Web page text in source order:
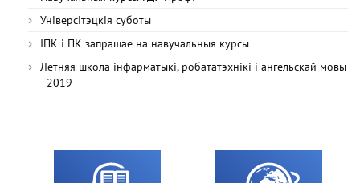
Універсітэцкія суботы
ІПК і ПК запрашае на навучальныя курсы
Летняя школа інфарматыкі, робататэхнікі і ангельскай мовы
- 2019